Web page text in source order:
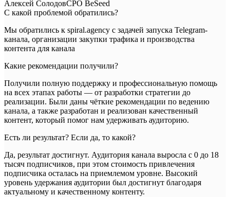
Алексей СолодовCPO BeSeed
С какой проблемой обратились?
Мы обратились к spiral.agency с задачей запуска Telegram-
канала, организации закупки трафика и производства
контента для канала
Какие рекомендации получили?
Получили полную поддержку и профессиональную помощь
на всех этапах работы — от разработки стратегии до
реализации. Были даны чёткие рекомендации по ведению
канала, а также разработан и реализован качественный
контент, который помог нам удерживать аудиторию.
Есть ли результат? Если да, то какой?
Да, результат достигнут. Аудитория канала выросла с 0 до 18
тысяч подписчиков, при этом стоимость привлечения
подписчика осталась на приемлемом уровне. Высокий
уровень удержания аудитории был достигнут благодаря
актуальному и качественному контенту.